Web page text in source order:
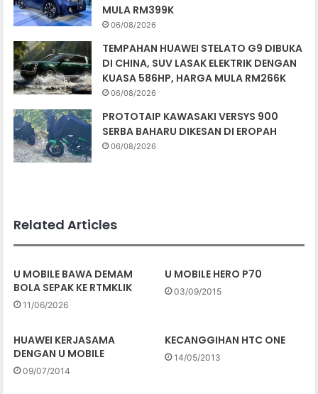
MULA RM399K
06/08/2026
TEMPAHAN HUAWEI STELATO G9 DIBUKA
DI CHINA, SUV LASAK ELEKTRIK DENGAN
KUASA 586HP, HARGA MULA RM266K
06/08/2026
PROTOTAIP KAWASAKI VERSYS 900
SERBA BAHARU DIKESAN DI EROPAH
06/08/2026
Related Articles
U MOBILE BAWA DEMAM
BOLA SEPAK KE RTMKLIK
11/06/2026
U MOBILE HERO P70
03/09/2015
HUAWEI KERJASAMA
DENGAN U MOBILE
09/07/2014
KECANGGIHAN HTC ONE
14/05/2013